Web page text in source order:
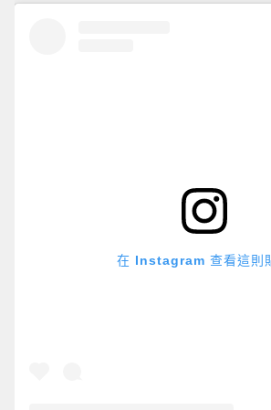
在 Instagram 查看這則